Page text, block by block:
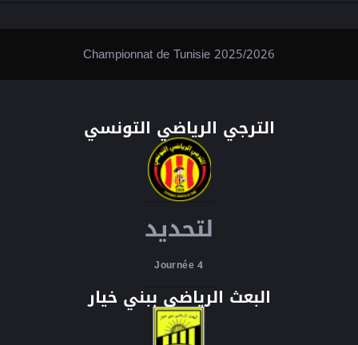
Championnat de Tunisie 2025/2026
الترجي الرياضي التونسي
لتحديد
Journée 4
البعث الرياضي ببني خيار